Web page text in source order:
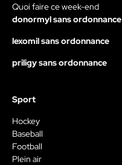
Quoi faire ce week-end
donormyl sans ordonnance
lexomil sans ordonnance
priligy sans ordonnance
Sport
Hockey
Baseball
Football
Plein air